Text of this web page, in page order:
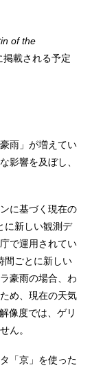
of the
載される予定
雨」が増えてい
影響を及ぼし、
に基づく現在の
に新しい観測デ
で運用されてい
間ごとに新しい
豪雨の場合、わ
め、現在の天気
像度では、ゲリ
ん。
「京」を使った